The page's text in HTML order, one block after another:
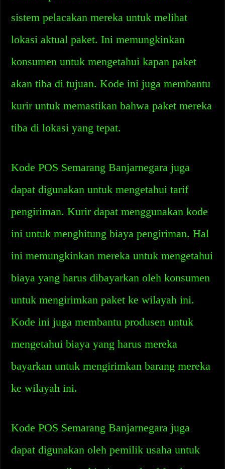
sistem pelacakan mereka untuk melihat
lokasi aktual paket. Ini memungkinkan
konsumen untuk mengetahui kapan paket
akan tiba di tujuan. Kode ini juga membantu
kurir untuk memastikan bahwa paket mereka
tiba di lokasi yang tepat.
Kode POS Semarang Banjarnegara juga
dapat digunakan untuk mengetahui tarif
pengiriman. Kurir dapat menggunakan kode
ini untuk menghitung biaya pengiriman. Hal
ini memungkinkan mereka untuk mengetahui
biaya yang harus dibayarkan oleh konsumen
untuk mengirimkan paket ke wilayah ini.
Kode ini juga membantu produsen untuk
mengetahui biaya yang harus mereka
bayarkan untuk mengirimkan barang mereka
ke wilayah ini.
Kode POS Semarang Banjarnegara juga
dapat digunakan oleh pemilik usaha untuk